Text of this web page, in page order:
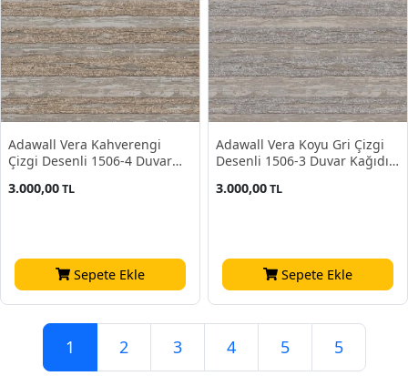
Adawall Vera Kahverengi
Çizgi Desenli 1506-4 Duvar
3.000,00TL
Sepete Ekle
Adawall Vera Koyu Gri Çizgi
Desenli 1506-3 Duvar Kağıdı
3.000,00TL
Sepete Ekle
1 2 3 4 5 5